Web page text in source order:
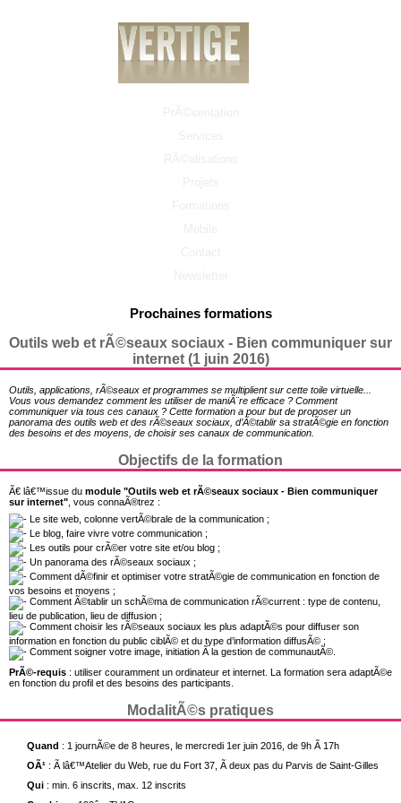
Prochaines formations
Outils web et rÃ©seaux sociaux - Bien communiquer sur
internet (1 juin 2016)
Outils, applications, rÃ©seaux et programmes se multiplient sur cette toile virtuelle...
Vous vous demandez comment les utiliser de maniÃ¨re efficace ? Comment
communiquer via tous ces canaux ? Cette formation a pour but de proposer un
panorama des outils web et des rÃ©seaux sociaux, d’Ã©tablir sa stratÃ©gie en fonction
des besoins et des moyens, de choisir ses canaux de communication.
Objectifs de la formation
Ã€ lâ€™issue du module "Outils web et rÃ©seaux sociaux - Bien communiquer
sur internet" , vous connaÃ®trez :
Le site web, colonne vertÃ©brale de la communication ;
Le blog, faire vivre votre communication ;
Les outils pour crÃ©er votre site et/ou blog ;
Un panorama des rÃ©seaux sociaux ;
Comment dÃ©finir et optimiser votre stratÃ©gie de communication en fonction de
vos besoins et moyens ;
Comment Ã©tablir un schÃ©ma de communication rÃ©current : type de contenu,
lieu de publication, lieu de diffusion ;
Comment choisir les rÃ©seaux sociaux les plus adaptÃ©s pour diffuser son
information en fonction du public ciblÃ© et du type d’information diffusÃ© ;
Comment soigner votre image, initiation Ã la gestion de communautÃ©.
PrÃ©-requis : utiliser couramment un ordinateur et internet. La formation sera adaptÃ©e
en fonction du profil et des besoins des participants.
ModalitÃ©s pratiques
Quand : 1 journÃ©e de 8 heures, le mercredi 1er juin 2016, de 9h Ã 17h
OÃ¹ : Ã lâ€™Atelier du Web, rue du Fort 37, Ã deux pas du Parvis de Saint-Gilles
Qui : min. 6 inscrits, max. 12 inscrits